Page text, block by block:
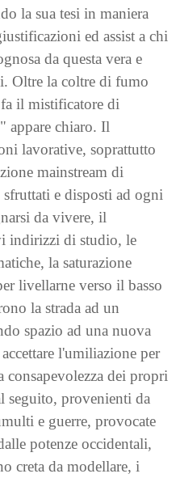
la sua tesi in maniera
ed assist a chi
da questa vera e
Oltre la coltre di fumo
il mistificatore di
appare chiaro. Il
lavorative, soprattutto
mainstream di
e disposti ad ogni
da vivere, il
indirizzi di studio, le
la saturazione
livellarne verso il basso
la strada ad un
spazio ad una nuova
l'umiliazione per
consapevolezza dei propri
provenienti da
e guerre, provocate
potenze occidentali,
creta da modellare, i